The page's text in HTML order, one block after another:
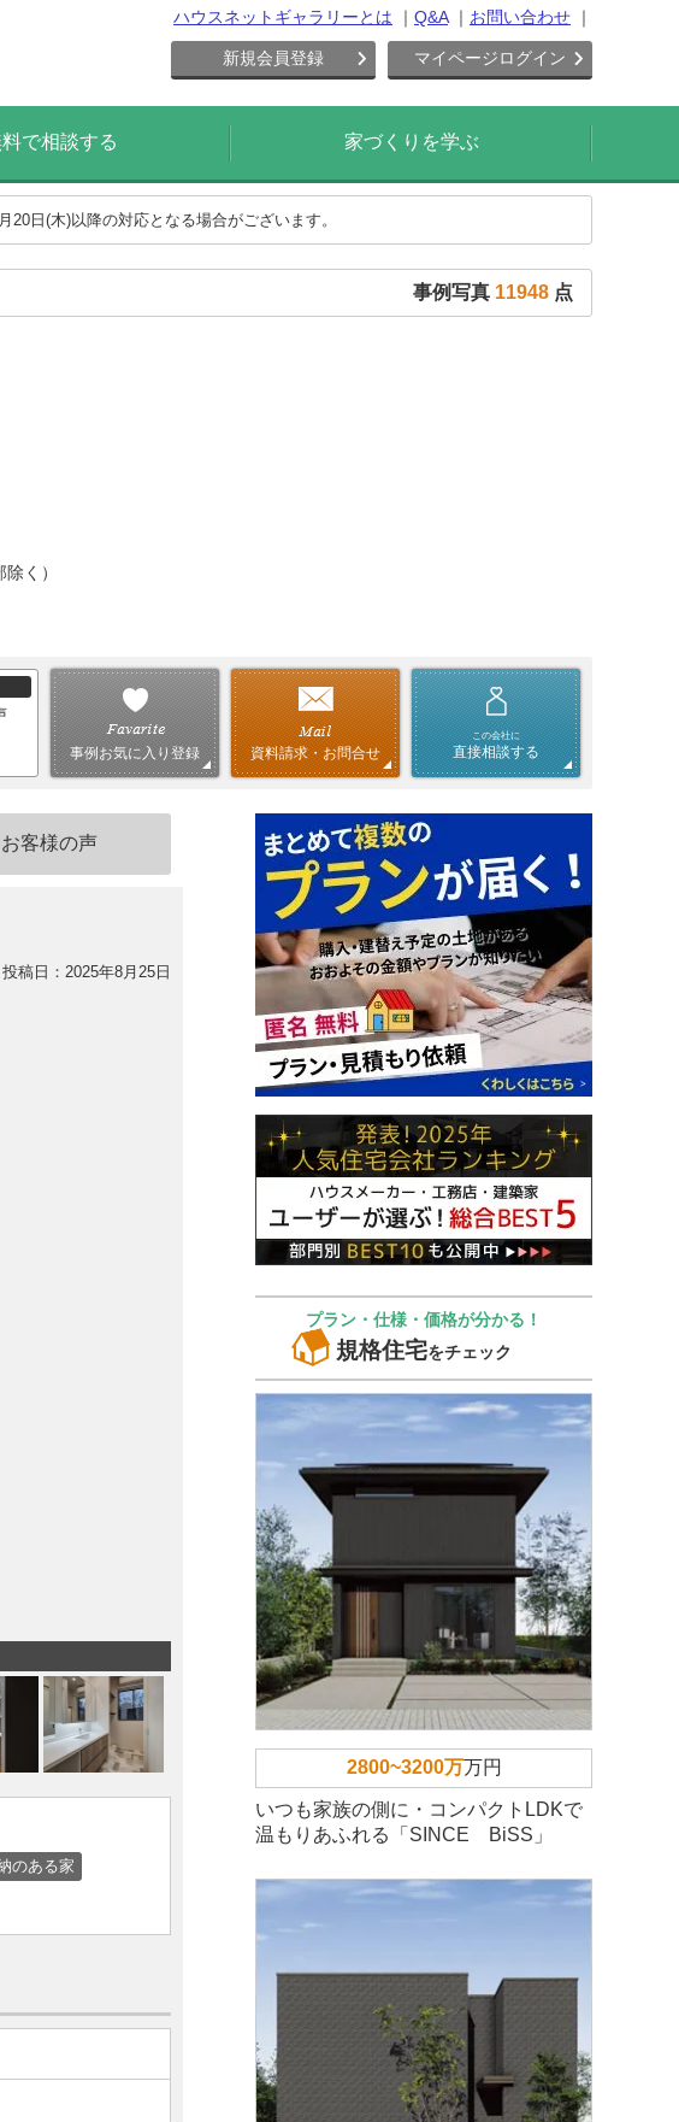
ハウスネットギャラリーとは Q&A お問い合わせ
新規会員登録 マイページログイン
で相談する 家づくりを学ぶ
20日(木)以降の対応となる場合がございます。
事例写真 11948 点
く）
事例お気に入り登録 資料請求・お問合せ
この会社に
直接相談する
お客様の声
投稿日：2025年8月25日
のある家
プラン・仕様・価格が分かる！
規格住宅をチェック
2800~3200万万円
いつも家族の側に・コンパクトLDKで
温もりあふれる「SINCE BiSS」